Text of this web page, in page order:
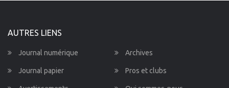
AUTRES LIENS
Journal numérique Archives
Journal papier Pros et clubs